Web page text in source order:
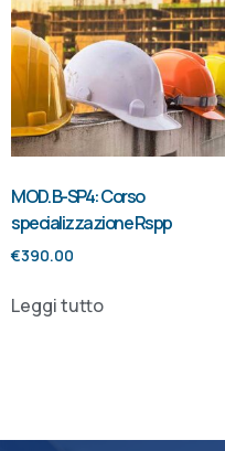
MOD. B-SP4: Corso
specializzazione Rspp
€390.00
Leggi tutto